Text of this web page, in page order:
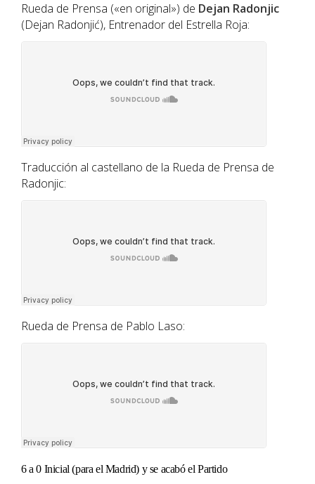
Rueda de Prensa («en original») de Dejan Radonjic
(Dejan Radonjić), Entrenador del Estrella Roja:
Traducción al castellano de la Rueda de Prensa de
Radonjic:
Rueda de Prensa de Pablo Laso:
6 a 0 Inicial (para el Madrid) y se acabó el Partido